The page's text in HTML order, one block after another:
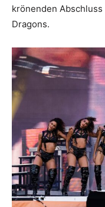
krönenden
Dragons.